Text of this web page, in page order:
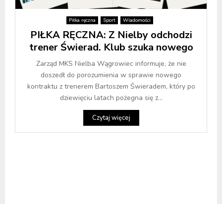
Piłka ręczna Sport Wiadomości
PIŁKA RĘCZNA: Z Nielby odchodzi
trener Świerad. Klub szuka nowego
Zarząd MKS Nielba Wągrowiec informuje, że nie
doszedł do porozumienia w sprawie nowego
kontraktu z trenerem Bartoszem Świeradem, który po
dziewięciu latach pożegna się z...
Czytaj więcej